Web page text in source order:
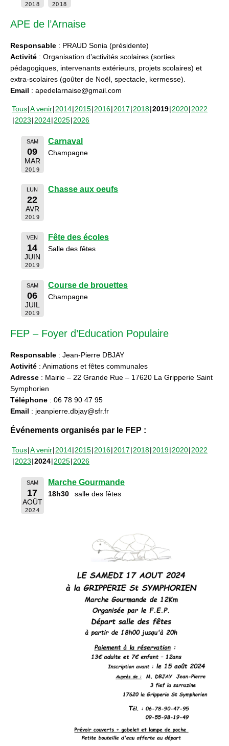
2018 2018
APE de l’Arnaise
Responsable : PRAUD Sonia (présidente)
Activité : Organisation d’activités scolaires (sorties
pédagogiques, intervenants extérieurs, projets scolaires) et
extra-scolaires (goûter de Noël, spectacle, kermesse).
Email : apedelarnaise@gmail.com
Tous A venir 2014 2015 2016 2017 2018 2019 2020 2022
2023 2024 2025 2026
SAM
09
MAR
2019
Carnaval
Champagne
LUN
22
AVR
2019
Chasse aux oeufs
VEN
14
JUIN
2019
Fête des écoles
Salle des fêtes
SAM
06
JUIL
2019
Course de brouettes
Champagne
FEP – Foyer d’Education Populaire
Responsable : Jean-Pierre DBJAY
Activité : Animations et fêtes communales
Adresse : Mairie – 22 Grande Rue – 17620 La Gripperie Saint
Symphorien
Téléphone : 06 78 90 47 95
Email : jeanpierre.dbjay@sfr.fr
Événements organisés par le FEP :
Tous A venir 2014 2015 2016 2017 2018 2019 2020 2022
2023 2024 2025 2026
SAM
17
AOÛT
2024
Marche Gourmande
18h30 salle des fêtes